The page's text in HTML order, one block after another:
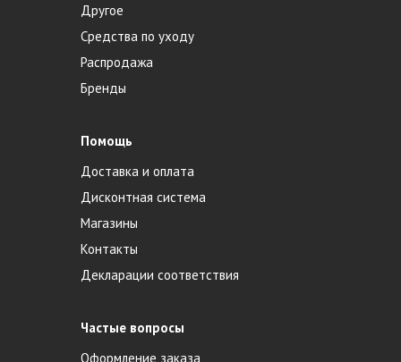
Другое
Средства по уходу
Распродажа
Бренды
Помощь
Доставка и оплата
Дисконтная система
Магазины
Контакты
Декларации соответствия
Частые вопросы
Оформление заказа